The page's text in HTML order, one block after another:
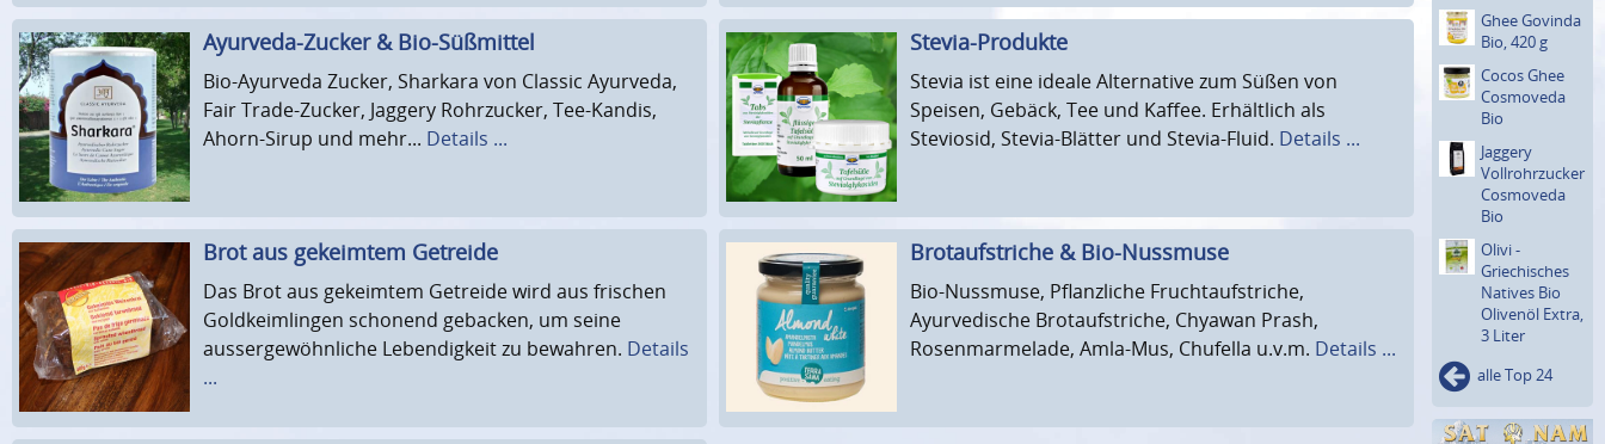
Ayurveda-Zucker & Bio-Süßmittel
Bio-Ayurveda Zucker, Sharkara von Classic Ayurveda,
Fair Trade-Zucker, Jaggery Rohrzucker, Tee-Kandis,
Ahorn-Sirup und mehr... Details ...
Stevia-Produkte
Stevia ist eine ideale Alternative zum Süßen von
Speisen, Gebäck, Tee und Kaffee. Erhältlich als
Steviosid, Stevia-Blätter und Stevia-Fluid. Details ...
Brot aus gekeimtem Getreide
Das Brot aus gekeimtem Getreide wird aus frischen
Goldkeimlingen schonend gebacken, um seine
aussergewöhnliche Lebendigkeit zu bewahren. Details
...
Brotaufstriche & Bio-Nussmuse
Bio-Nussmuse, Pflanzliche Fruchtaufstriche,
Ayurvedische Brotaufstriche, Chyawan Prash,
Rosenmarmelade, Amla-Mus, Chufella u.v.m. Details ...
Ghee Govinda
Bio, 420 g
Cocos Ghee
Cosmoveda
Bio
Jaggery
Vollroh­rzucker
Cosmoveda
Bio
Olivi ­
Griechische­s
Natives Bio
Olivenöl Extra,
3 Liter
alle Top 24